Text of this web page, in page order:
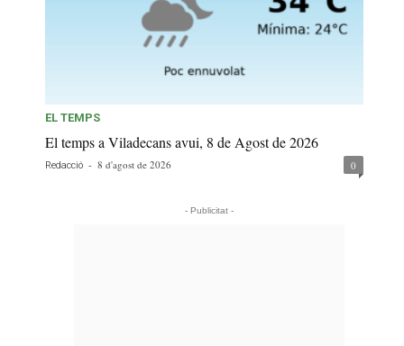
EL TEMPS
El temps a Viladecans avui, 8 de Agost de 2026
Redacció - 8 d'agost de 2026 0
- Publicitat -